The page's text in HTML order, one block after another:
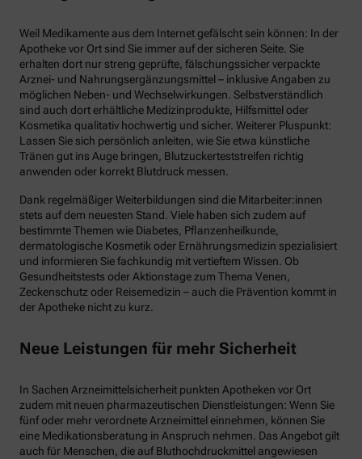
Weil Medikamente aus dem Internet gefälscht sein können: In der
Apotheke vor Ort sind Sie immer auf der sicheren Seite. Sie
erhalten dort nur streng geprüfte, fälschungssicher verpackte
Arznei- und Nahrungsergänzungsmittel – inklusive Angaben zu
möglichen Neben- und Wechselwirkungen. Selbstverständlich
sind auch dort erhältliche Medizinprodukte, Hilfsmittel oder
Kosmetika qualitativ hochwertig und sicher. Weiterer Pluspunkt:
Lassen Sie sich persönlich anleiten, wie Sie etwa künstliche
Tränen gut ins Auge bringen, Blutzuckerteststreifen richtig
anwenden oder korrekt Blutdruck messen.
Dank regelmäßiger Weiterbildungen sind die Mitarbeiter:innen
stets auf dem neuesten Stand. Viele haben sich zudem auf
bestimmte Themen wie Diabetes, Pflanzenheilkunde,
dermatologische Kosmetik oder Ernährungsmedizin spezialisiert
und informieren Sie fachkundig mit vertieftem Wissen. Ob
Gesundheitstests oder Aktionstage zum Thema Venen,
Zeckenschutz oder Reisemedizin – auch die Prävention kommt in
der Apotheke nicht zu kurz.
Neue Leistungen für mehr Sicherheit
In Sachen Arzneimittelsicherheit punkten Apotheken vor Ort
zudem mit neuen pharmazeutischen Dienstleistungen: Wenn Sie
fünf oder mehr verordnete Arzneimittel einnehmen, können Sie
eine Medikationsberatung in Anspruch nehmen. Das Angebot gilt
auch für Menschen, die auf Bluthochdruckmittel angewiesen